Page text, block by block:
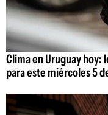
Clima en Uruguay hoy:
para este miércoles 5